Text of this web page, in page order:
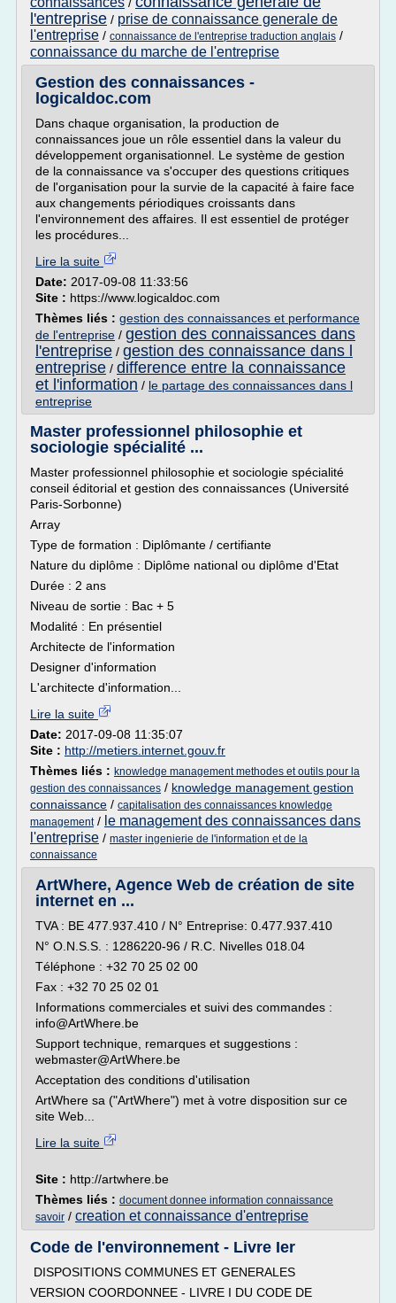
l'entreprise / prise de connaissance generale de
l'entreprise / connaissance de l'entreprise traduction anglais /
connaissance du marche de l'entreprise
Gestion des connaissances -
logicaldoc.com
Dans chaque organisation, la production de
connaissances joue un rôle essentiel dans la valeur du
développement organisationnel. Le système de gestion
de la connaissance va s'occuper des questions critiques
de l'organisation pour la survie de la capacité à faire face
aux changements périodiques croissants dans
l'environnement des affaires. Il est essentiel de protéger
les procédures...
Lire la suite
Date: 2017-09-08 11:33:56
Site : https://www.logicaldoc.com
Thèmes liés : gestion des connaissances et performance
de l'entreprise / gestion des connaissances dans
l'entreprise / gestion des connaissance dans l
entreprise / difference entre la connaissance
et l'information / le partage des connaissances dans l
entreprise
Master professionnel philosophie et
sociologie spécialité ...
Master professionnel philosophie et sociologie spécialité
conseil éditorial et gestion des connaissances (Université
Paris-Sorbonne)
Array
Type de formation : Diplômante / certifiante
Nature du diplôme : Diplôme national ou diplôme d'Etat
Durée : 2 ans
Niveau de sortie : Bac + 5
Modalité : En présentiel
Architecte de l'information
Designer d'information
L'architecte d'information...
Lire la suite
Date: 2017-09-08 11:35:07
Site : http://metiers.internet.gouv.fr
Thèmes liés : knowledge management methodes et outils pour la
gestion des connaissances / knowledge management gestion
connaissance / capitalisation des connaissances knowledge
management/ le management des connaissances dans
l'entreprise / master ingenierie de l'information et de la
connaissance
ArtWhere, Agence Web de création de site
internet en ...
TVA : BE 477.937.410 / N° Entreprise: 0.477.937.410
N° O.N.S.S. : 1286220-96 / R.C. Nivelles 018.04
Téléphone : +32 70 25 02 00
Fax : +32 70 25 02 01
Informations commerciales et suivi des commandes :
info@ArtWhere.be
Support technique, remarques et suggestions :
webmaster@ArtWhere.be
Acceptation des conditions d'utilisation
ArtWhere sa ("ArtWhere") met à votre disposition sur ce
site Web...
Lire la suite
Site : http://artwhere.be
Thèmes liés : document donnee information connaissance
savoir / creation et connaissance d'entreprise
Code de l'environnement - Livre Ier
DISPOSITIONS COMMUNES ET GENERALES
VERSION COORDONNEE - LIVRE I DU CODE DE